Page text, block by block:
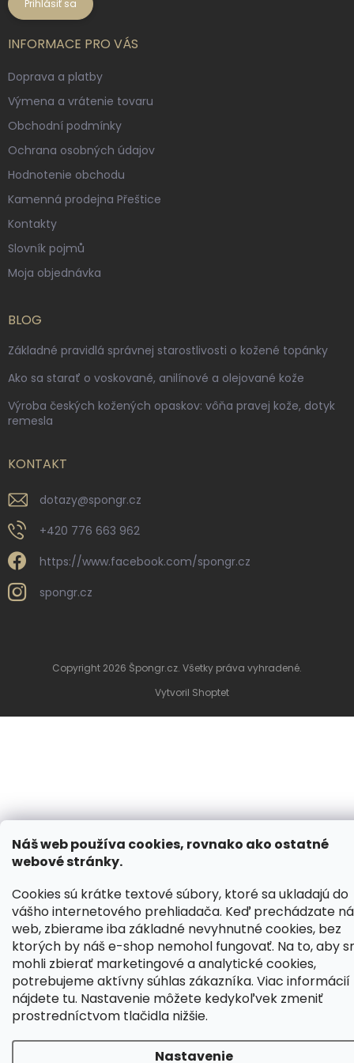
Náš web používa cookies, rovnako ako ostatné
webové stránky.
Cookies sú krátke textové súbory, ktoré sa ukladajú do
vášho internetového prehliadača. Keď prechádzate
web, zbierame iba základné nevyhnutné cookies, bez
ktorých by náš e-shop nemohol fungovať. Na to, aby
mohli zbierať marketingové a analytické cookies,
potrebujeme aktívny súhlas zákazníka. Viac informácií
nájdete tu. Nastavenie môžete kedykoľvek zmeniť
prostredníctvom tlačidla nižšie.
Nastavenie
Prihlásiť sa
INFORMACE PRO VÁS
Doprava a platby
Výmena a vrátenie tovaru
Obchodní podmínky
Ochrana osobných údajov
Hodnotenie obchodu
Kamenná prodejna Přeštice
Kontakty
Slovník pojmů
Moja objednávka
BLOG
Základné pravidlá správnej starostlivosti o kožené topánky
Ako sa starať o voskované, anilínové a olejované kože
Výroba českých kožených opaskov: vôňa pravej kože, dotyk
remesla
KONTAKT
dotazy@spongr.cz
+420 776 663 962
https://www.facebook.com/spongr.cz
spongr.cz
Vytvoril Shoptet
Copyright 2026 Špongr.cz. Všetky práva vyhradené.